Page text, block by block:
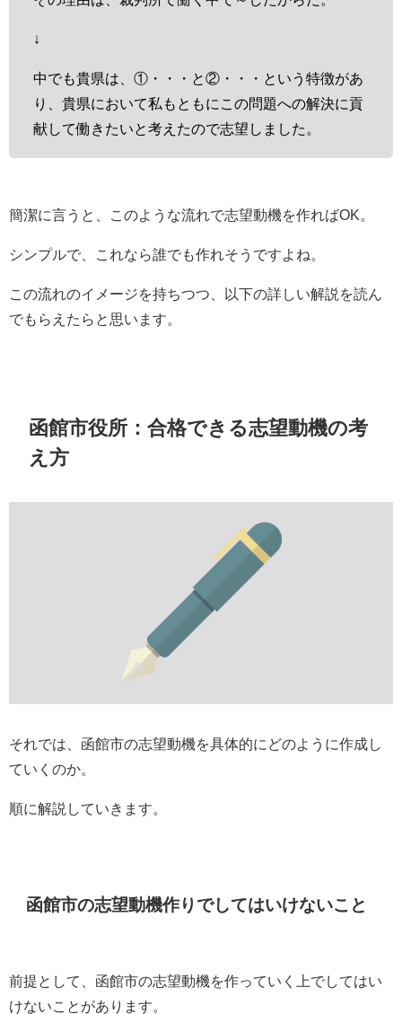
↓
中でも貴県は、①・・・と②・・・という特徴があ
り、貴県において私もともにこの問題への解決に貢
献して働きたいと考えたので志望しました。
簡潔に言うと、このような流れで志望動機を作ればOK。
シンプルで、これなら誰でも作れそうですよね。
この流れのイメージを持ちつつ、以下の詳しい解説を読ん
でもらえたらと思います。
函館市役所：合格できる志望動機の考
え方
それでは、函館市の志望動機を具体的にどのように作成し
ていくのか。
順に解説していきます。
函館市の志望動機作りでしてはいけないこと
前提として、函館市の志望動機を作っていく上でしてはい
けないことがあります。